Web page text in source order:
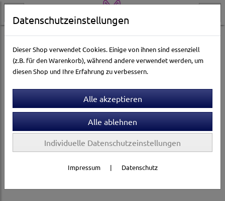
Kleintierwelt Ausstattung & Zubehör Kleintiernäpfe
Datenschutzeinstellungen
Dieser Shop verwendet Cookies. Einige von ihnen sind essenziell
(z.B. für den Warenkorb), während andere verwendet werden, um
diesen Shop und Ihre Erfahrung zu verbessern.
Individuelle Datenschutzeinstellungen
Impressum | Datenschutz